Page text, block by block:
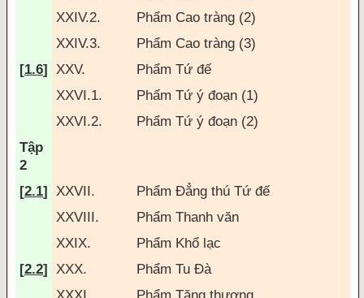
XXIV.2.
Phẩm Cao tràng (2)
XXIV.3.
Phẩm Cao tràng (3)
[1.6] XXV. Phẩm Tứ đế
XXVI.1.
Phẩm Tứ ý đoạn (1)
XXVI.2.
Phẩm Tứ ý đoạn (2)
Tập
2
[2.1] XXVII. Phẩm Đẳng thú Tứ đế
XXVIII.
Phẩm Thanh văn
XXIX.
Phẩm Khổ lạc
[2.2] XXX.
Phẩm Tu Ðà